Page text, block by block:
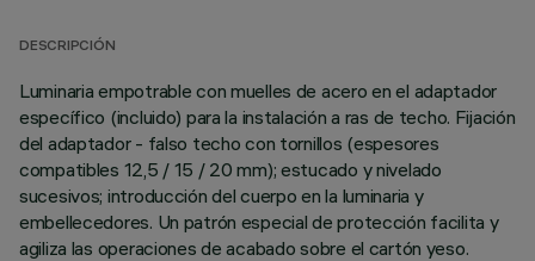
DESCRIPCIÓN
Luminaria empotrable con muelles de acero en el adaptador
específico (incluido) para la instalación a ras de techo. Fijación
del adaptador - falso techo con tornillos (espesores
compatibles 12,5 / 15 / 20 mm); estucado y nivelado
sucesivos; introducción del cuerpo en la luminaria y
embellecedores. Un patrón especial de protección facilita y
agiliza las operaciones de acabado sobre el cartón yeso.